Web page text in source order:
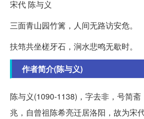
宋代 陈与义
三面青山园竹篱，人间无路访安危。
扶筇共坐槎牙石，涧水悲鸣无歇时。
作者简介(陈与义)
陈与义(1090-1138)，字去非，号简
兆，自曾祖陈希亮迁居洛阳，故为宋